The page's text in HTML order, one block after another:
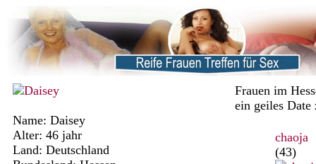
Name: Daisey
Alter: 46 jahr
Land: Deutschland
Frauen im
ein geiles
chaoja
(43)